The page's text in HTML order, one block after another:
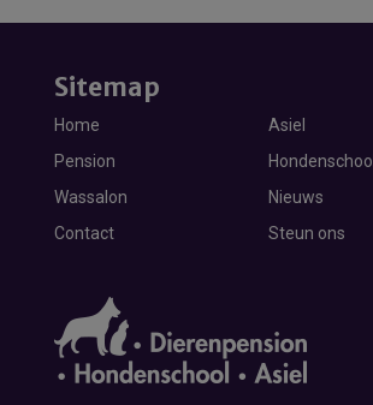
Sitemap
Home
Asiel
Pension
Hondenschool
Wassalon
Nieuws
Contact
Steun ons